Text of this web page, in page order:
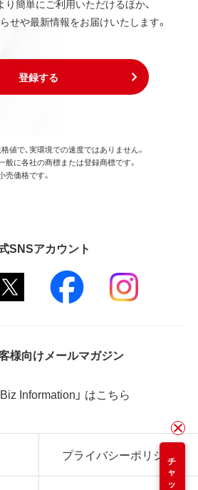
簡単にご利用いただけるほか、
せや最新情報をお届けいたします。
登録する
チャット
で、実環境での速度ではありません。
に各社の商標または登録商標です。
価格です。
SNSアカウント
様向けメールマガジン
Biz Information」 はこちら
プライバシーポリシー